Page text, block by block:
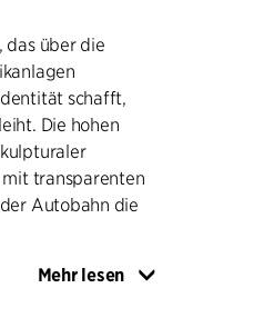
das über die
schafft,
Die hohen
transparenten
Autobahn die
Tageslicht
Mehr lesen